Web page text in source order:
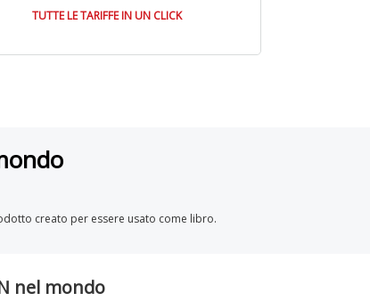
TUTTE LE TARIFFE IN UN CLICK
creato per essere usato come libro.
nel mondo